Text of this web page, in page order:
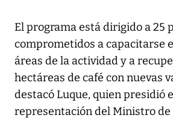
El programa está dirigido a 25
comprometidos a capacitarse
áreas de la actividad y a
hectáreas de café con nuevas
destacó Luque, quien presidió
representación del Ministro